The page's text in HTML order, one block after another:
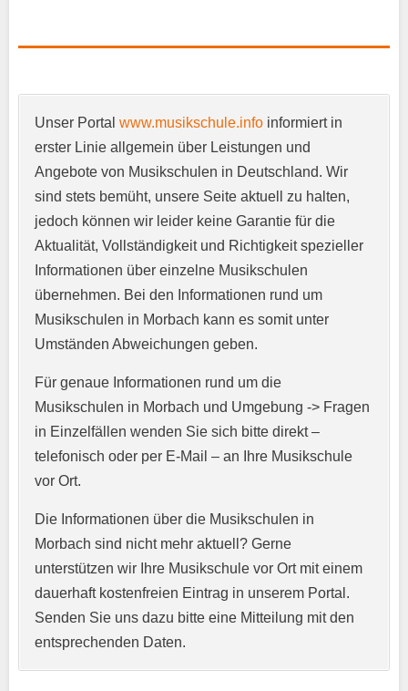
Anschrift
E-Mail-Adresse*
Kurzprofil der Musikschule*
Unser Portal www.musikschule.info informiert in
erster Linie allgemein über Leistungen und
Angebote von Musikschulen in Deutschland. Wir
sind stets bemüht, unsere Seite aktuell zu halten,
jedoch können wir leider keine Garantie für die
Aktualität, Vollständigkeit und Richtigkeit spezieller
Informationen über einzelne Musikschulen
übernehmen. Bei den Informationen rund um
Musikschulen in Morbach kann es somit unter
Umständen Abweichungen geben.
Für genaue Informationen rund um die
Musikschulen in Morbach und Umgebung -> Fragen
in Einzelfällen wenden Sie sich bitte direkt –
telefonisch oder per E-Mail – an Ihre Musikschule
vor Ort.
Die Informationen über die Musikschulen in
Morbach sind nicht mehr aktuell? Gerne
unterstützen wir Ihre Musikschule vor Ort mit einem
dauerhaft kostenfreien Eintrag in unserem Portal.
Senden Sie uns dazu bitte eine Mitteilung mit den
entsprechenden Daten.